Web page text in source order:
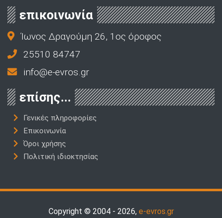
επικοινωνία
Ίωνος Δραγούμη 26, 1ος όροφος
25510 84747
info@e-evros.gr
επίσης...
Γενικές πληροφορίες
Επικοινωνία
Όροι χρήσης
Πολιτική ιδιοκτησίας
Copyright © 2004 - 2026, e-evros.gr